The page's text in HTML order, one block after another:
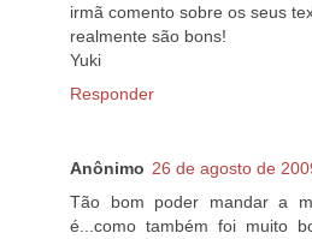
irmã comento sobre os seus
realmente são bons!
Yuki
Responder
Anônimo 26 de agosto de
Tão bom poder mandar a
é...como também foi muito